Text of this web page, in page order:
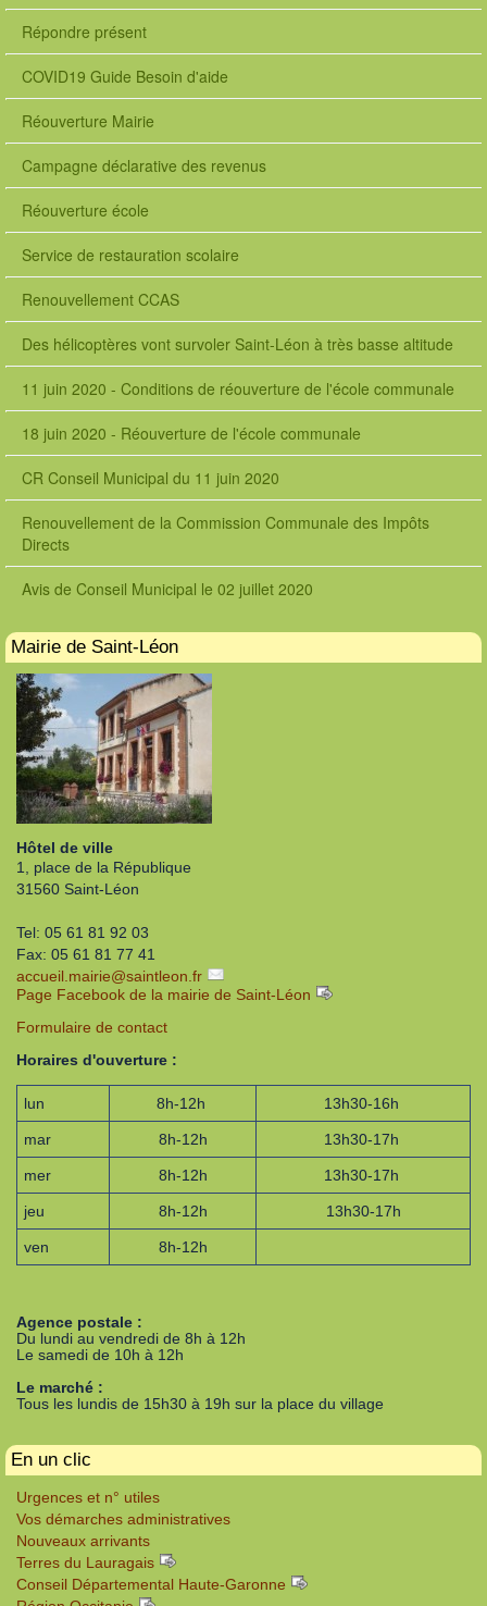
Répondre présent
COVID19 Guide Besoin d'aide
Réouverture Mairie
Campagne déclarative des revenus
Réouverture école
Service de restauration scolaire
Renouvellement CCAS
Des hélicoptères vont survoler Saint-Léon à très basse altitude
11 juin 2020 - Conditions de réouverture de l'école communale
18 juin 2020 - Réouverture de l'école communale
CR Conseil Municipal du 11 juin 2020
Renouvellement de la Commission Communale des Impôts
Directs
Avis de Conseil Municipal le 02 juillet 2020
Mairie de Saint-Léon
Hôtel de ville
1, place de la République
31560 Saint-Léon
Tel: 05 61 81 92 03
Fax: 05 61 81 77 41
accueil.mairie@saintleon.fr
Page Facebook de la mairie de Saint-Léon
Formulaire de contact
Horaires d'ouverture :
lun 8h-12h 13h30-16h
mar 8h-12h 13h30-17h
mer 8h-12h 13h30-17h
jeu 8h-12h 13h30-17h
ven 8h-12h
Agence postale :
Du lundi au vendredi de 8h à 12h
Le samedi de 10h à 12h
Le marché :
Tous les lundis de 15h30 à 19h sur la place du village
En un clic
Urgences et n° utiles
Vos démarches administratives
Nouveaux arrivants
Terres du Lauragais
Conseil Départemental Haute-Garonne